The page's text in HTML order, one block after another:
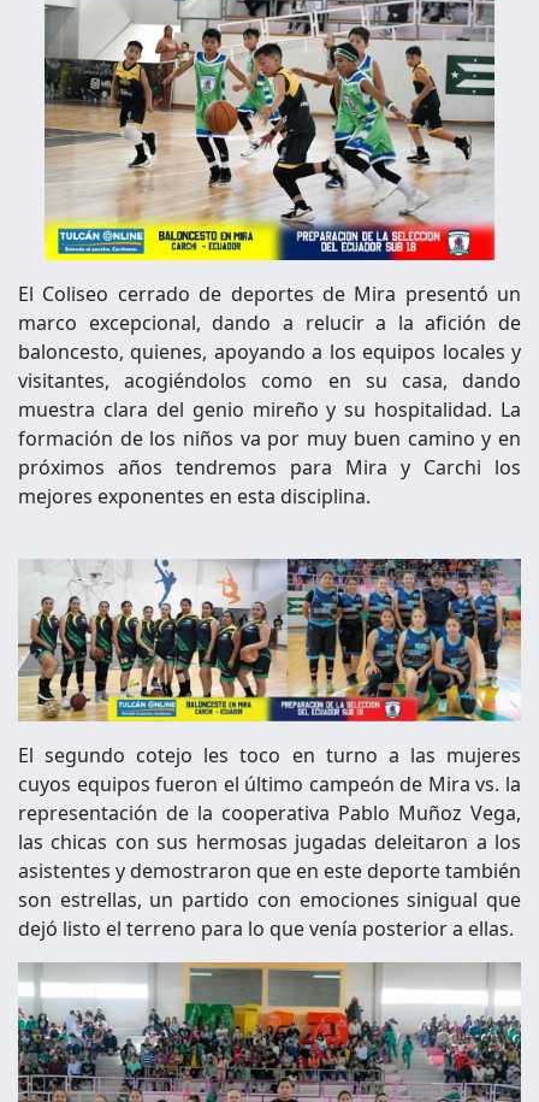
El Coliseo cerrado de deportes de Mira presentó un
marco excepcional, dando a relucir a la afición de
baloncesto, quienes, apoyando a los equipos locales y
visitantes, acogiéndolos como en su casa, dando
muestra clara del genio mireño y su hospitalidad. La
formación de los niños va por muy buen camino y en
próximos años tendremos para Mira y Carchi los
mejores exponentes en esta disciplina.
El segundo cotejo les toco en turno a las mujeres
cuyos equipos fueron el último campeón de Mira vs. la
representación de la cooperativa Pablo Muñoz Vega,
las chicas con sus hermosas jugadas deleitaron a los
asistentes y demostraron que en este deporte también
son estrellas, un partido con emociones sinigual que
dejó listo el terreno para lo que venía posterior a ellas.